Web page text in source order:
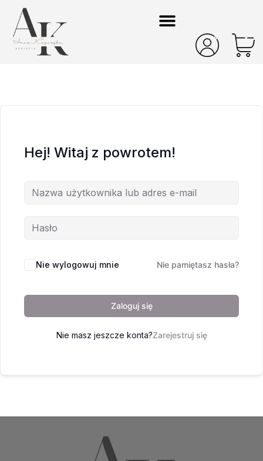
Hej! Witaj z powrotem!
Nie wylogowuj mnie Nie pamiętasz hasła?
Zaloguj się
Nie masz jeszcze konta?Zarejestruj się